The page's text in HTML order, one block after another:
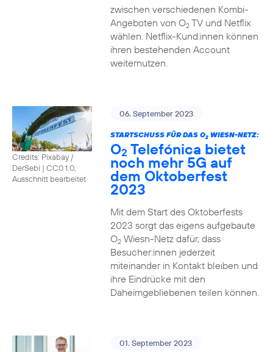
zwischen verschiedenen Kombi-
Angeboten von O2TV und Netflix
wählen. Netflix-Kund:innen können
ihren bestehenden Account
weiternutzen.
Credits: Pixabay /
DerSebi | CC0 1.0,
Ausschnitt bearbeitet
06. September 2023
STARTSCHUSS FÜR DAS O2WIESN-NETZ:
O2 Telefónica bietet
noch mehr 5G auf
dem Oktoberfest
2023
Mit dem Start des Oktoberfests
2023 sorgt das eigens aufgebaute
O2Wiesn-Netz dafür, dass
Besucher:innen jederzeit
miteinander in Kontakt bleiben und
ihre Eindrücke mit den
Daheimgebliebenen teilen können.
01. September 2023